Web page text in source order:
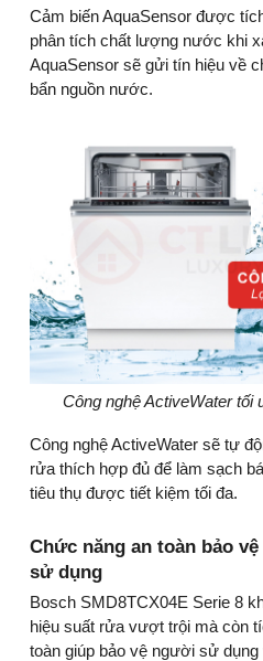
Cảm biến AquaSensor được
phân tích chất lượng nước khi
AquaSensor sẽ gửi tín hiệu về
bẩn nguồn nước.
Công nghệ ActiveWater
Công nghệ ActiveWater sẽ tự
rửa thích hợp đủ để làm sạch
tiêu thụ được tiết kiệm tối đa.
Chức năng an toàn bảo
sử dụng
Bosch SMD8TCX04E Serie 8
hiệu suất rửa vượt trội mà còn
toàn giúp bảo vệ người sử